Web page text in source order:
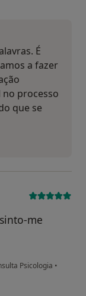
É
a fazer
processo
que se
me
Psicologia •